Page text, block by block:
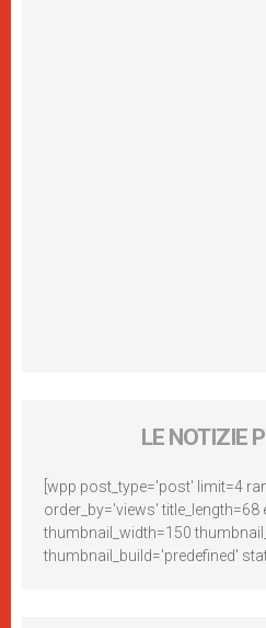
LE NOTIZIE
[wpp post_type='post' limit=4
order_by='views' title_length=68
thumbnail_width=150
thumbnail_build='predefined'